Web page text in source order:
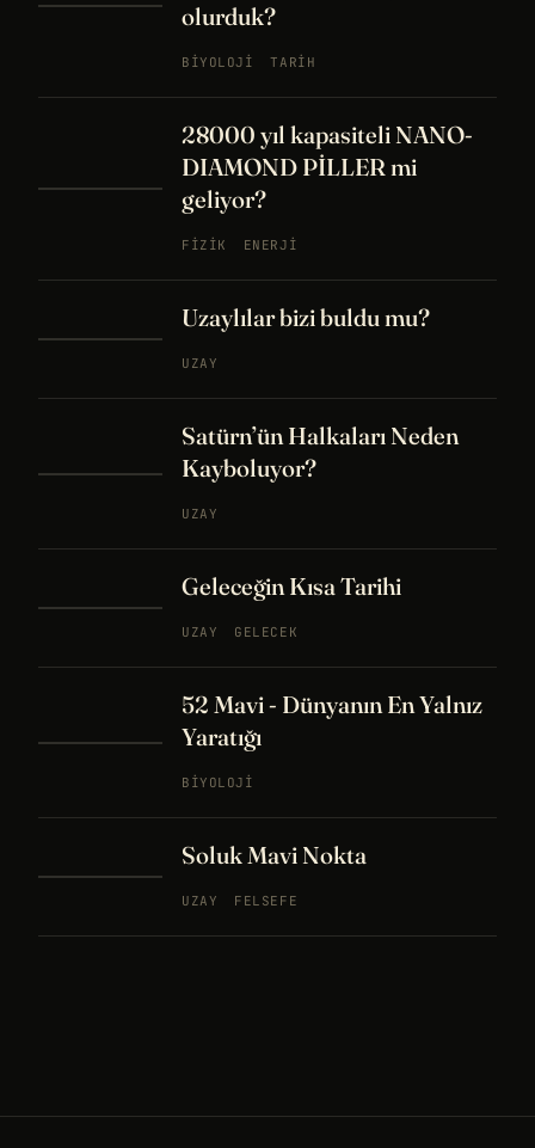
olurduk?
BIYOLOJI TARIH
28000 yıl kapasiteli NANO-
DIAMOND PİLLER mi
geliyor?
FIZIK ENERJI
Uzaylılar bizi buldu mu?
UZAY
Satürn’ün Halkaları Neden
Kayboluyor?
UZAY
Geleceğin Kısa Tarihi
UZAY GELECEK
52 Mavi - Dünyanın En Yalnız
Yaratığı
BIYOLOJI
Soluk Mavi Nokta
UZAY FELSEFE